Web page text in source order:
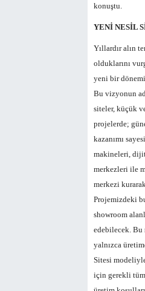
konuştu.
YENİ NESİL
Yıllardır alın
olduklarını
yeni bir
Bu vizyonun
siteler, küçük
projelerde;
kazanımı
makineleri,
merkezleri ile
merkezi
Projemizdeki
showroom
edebilecek. Bu
yalnızca
Sitesi
için gerekli tüm